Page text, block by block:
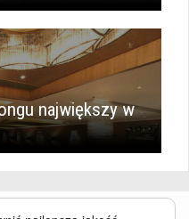
największy w